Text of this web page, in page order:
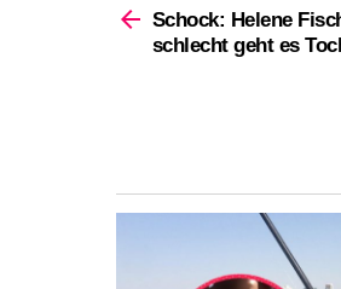
moreSchock: Helene
schlecht geht es